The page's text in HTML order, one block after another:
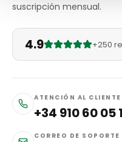
suscripción mensual.
4.9 +250
ATENCIÓN AL CLIENTE
+34 910 60 05
CORREO DE SOPORTE